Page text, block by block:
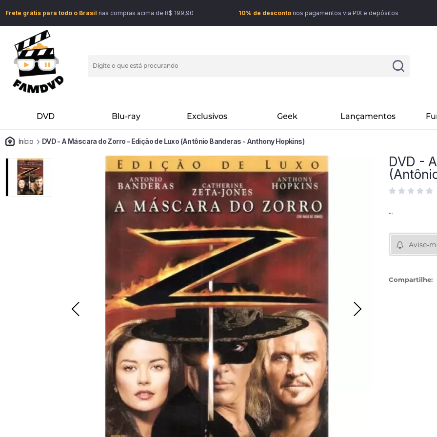
Frete grátis para todo o Brasil nas compras acima de R$ 199,90 10% de desconto nos pagamentos via PIX e depósitos
DVD Blu-ray Exclusivos Geek Lançamentos
Início DVD - A Máscara do Zorro - Edição de Luxo (Antônio Banderas - Anthony Hopkins)
DVD -
Avise-
Compartilhe: